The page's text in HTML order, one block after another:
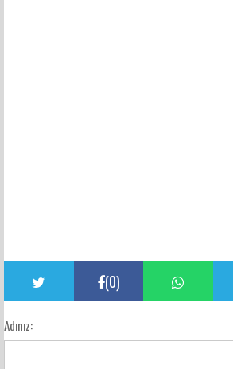
(0)
Adınız: